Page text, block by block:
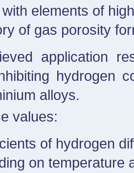
elements of
of gas porosity
application
hydrogen
alloys.
values:
of hydrogen
on temperature